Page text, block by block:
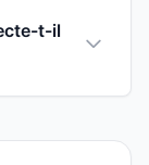
t-il